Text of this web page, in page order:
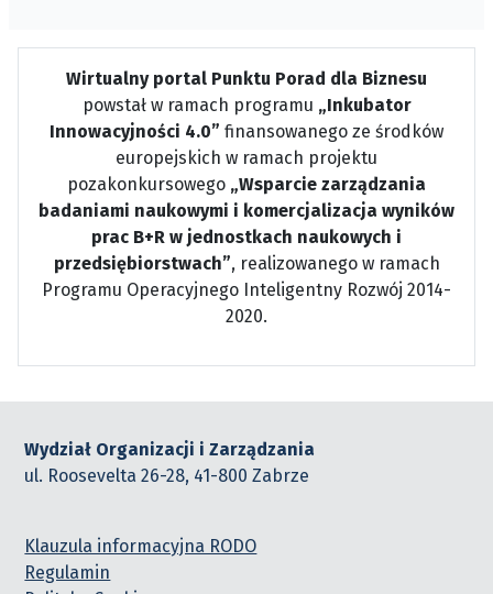
Wirtualny portal Punktu Porad dla Biznesu
powstał w ramach programu „Inkubator
Innowacyjności 4.0” finansowanego ze środków
europejskich w ramach projektu
pozakonkursowego „Wsparcie zarządzania
badaniami naukowymi i komercjalizacja wyników
prac B+R w jednostkach naukowych i
przedsiębiorstwach”, realizowanego w ramach
Programu Operacyjnego Inteligentny Rozwój 2014-
2020.
Wydział Organizacji i Zarządzania
ul. Roosevelta 26-28, 41-800 Zabrze
Klauzula informacyjna RODO
Regulamin